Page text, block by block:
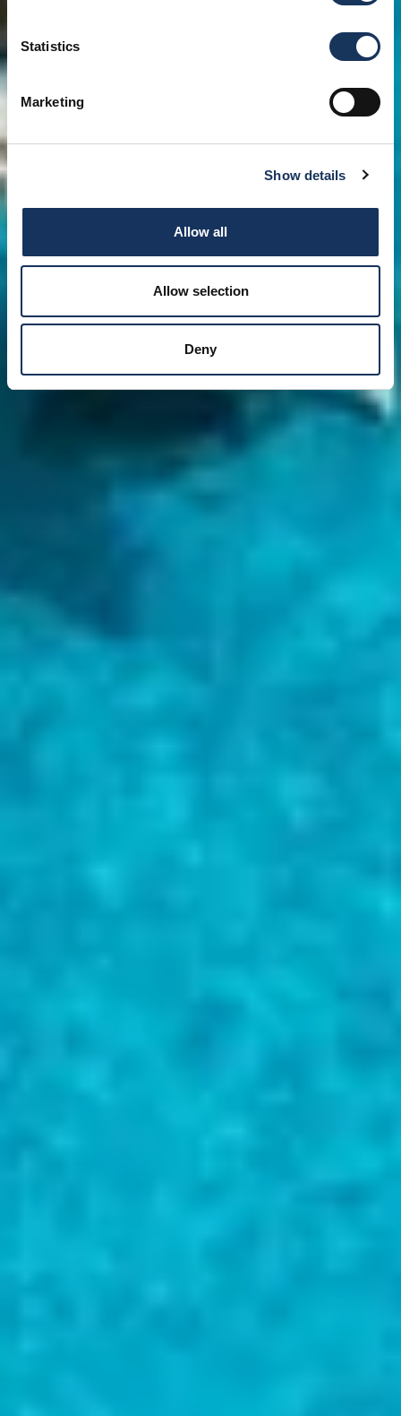
Statistics
Marketing
Show details
Allow all
Allow selection
Deny